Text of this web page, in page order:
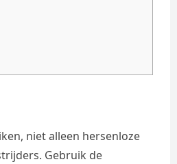
niet alleen hersenloze
Gebruik de